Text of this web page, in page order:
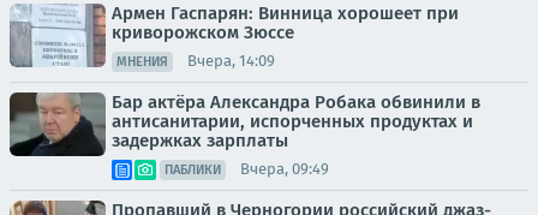
Армен Гаспарян: Винница хорошеет при
криворожском Зюссе
МНЕНИЯ Вчера, 14:09
Бар актёра Александра Робака обвинили в
антисанитарии, испорченных продуктах и
задержках зарплаты
ПАБЛИКИ Вчера, 09:49
Пропавший в Черногории российский джаз-